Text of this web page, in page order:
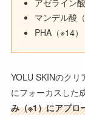
マンデル酸（
PHA（※14）
YOLU SKINのクリ
にフォーカスした
み（※1）にアプロ